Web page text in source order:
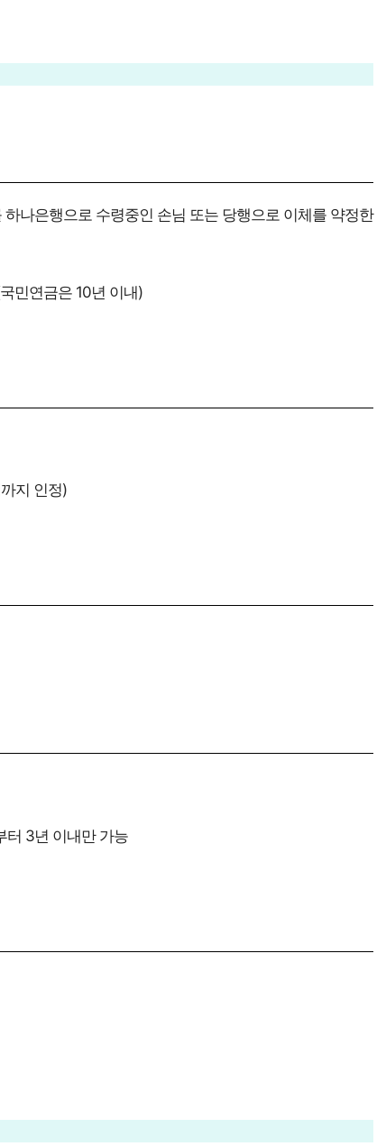
나은행으로 수령중인 손님 또는 당행으로 이체를 약정한
민연금은 10년 이내)
지 인정)
터 3년 이내만 가능